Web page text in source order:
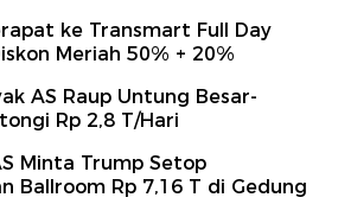
ke Transmart Full Day
Meriah 50% + 20%
AS Raup Untung Besar-
Rp 2,8 T/Hari
Minta Trump Setop
Ballroom Rp 7,16 T di Gedung